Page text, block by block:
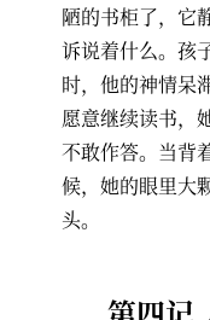
陋的书柜了，它
诉说着什么。孩
时，他的神情呆
愿意继续读书，
不敢作答。当背
候，她的眼里大
头。